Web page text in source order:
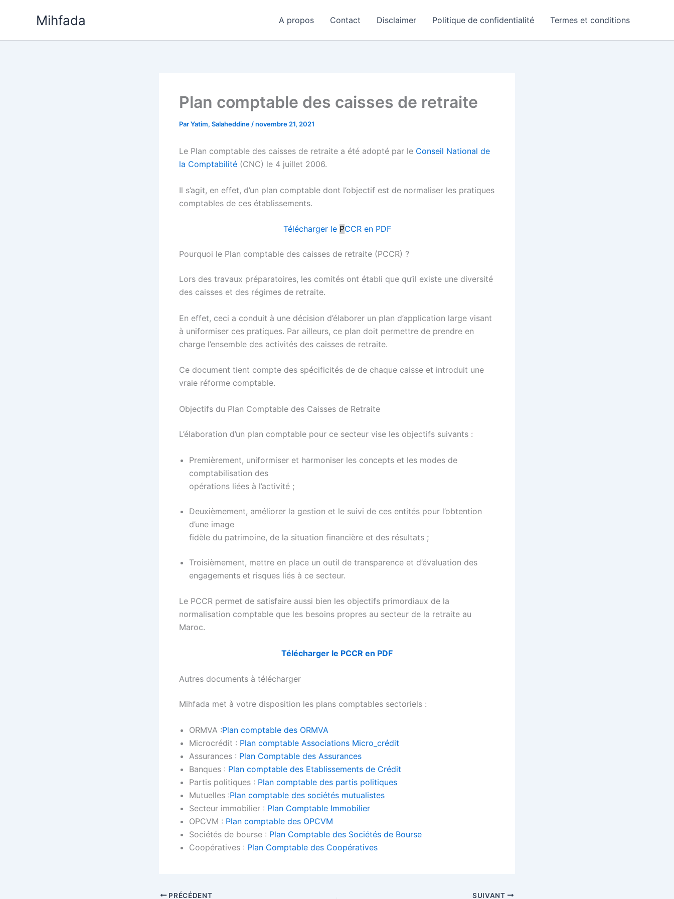
Mihfada A propos Contact Disclaimer Politique de confidentialité Termes et conditions
Plan comptable des caisses de retraite
ParYatim, Salaheddine /novembre 21, 2021
Le Plan comptable des caisses de retraite a été adopté par le Conseil National de
la Comptabilité (CNC) le 4 juillet 2006.
Il s’agit, en effet, d’un plan comptable dont l’objectif est de normaliser les pratiques
comptables de ces établissements.
Télécharger le PCCR en PDF
Pourquoi le Plan comptable des caisses de retraite (PCCR) ?
Lors des travaux préparatoires, les comités ont établi que qu’il existe une diversité
des caisses et des régimes de retraite.
En effet, ceci a conduit à une décision d’élaborer un plan d’application large visant
à uniformiser ces pratiques. Par ailleurs, ce plan doit permettre de prendre en
charge l’ensemble des activités des caisses de retraite.
Ce document tient compte des spécificités de de chaque caisse et introduit une
vraie réforme comptable.
Objectifs du Plan Comptable des Caisses de Retraite
L’élaboration d’un plan comptable pour ce secteur vise les objectifs suivants :
Premièrement, uniformiser et harmoniser les concepts et les modes de
comptabilisation des
opérations liées à l’activité ;
Deuxièmement, améliorer la gestion et le suivi de ces entités pour l’obtention
d’une image
fidèle du patrimoine, de la situation financière et des résultats ;
Troisièmement, mettre en place un outil de transparence et d’évaluation des
engagements et risques liés à ce secteur.
Le PCCR permet de satisfaire aussi bien les objectifs primordiaux de la
normalisation comptable que les besoins propres au secteur de la retraite au
Maroc.
Télécharger le PCCR en PDF
Autres documents à télécharger
Mihfada met à votre disposition les plans comptables sectoriels :
ORMVA :Plan comptable des ORMVA
Microcrédit : Plan comptable Associations Micro_crédit
Assurances : Plan Comptable des Assurances
Banques : Plan comptable des Etablissements de Crédit
Partis politiques : Plan comptable des partis politiques
Mutuelles :Plan comptable des sociétés mutualistes
Secteur immobilier : Plan Comptable Immobilier
OPCVM : Plan comptable des OPCVM
Sociétés de bourse : Plan Comptable des Sociétés de Bourse
Coopératives : Plan Comptable des Coopératives
PRÉCÉDENT SUIVANT